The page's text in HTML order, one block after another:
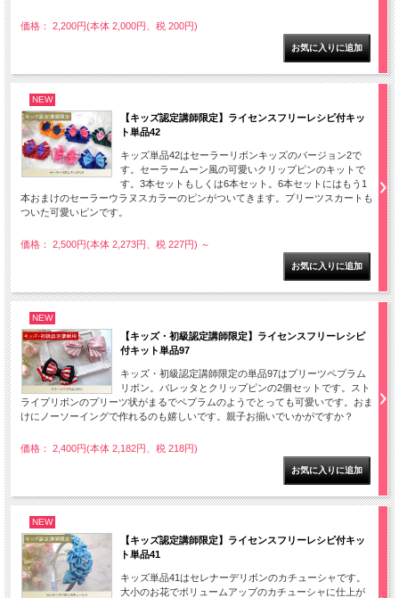
価格： 2,200円(本体 2,000円、税 200円)
NEW
【キッズ認定講師限定】ライセンスフリーレシピ付キッ
ト単品42
キッズ単品42はセーラーリボンキッズのバージョン2で
す。セーラームーン風の可愛いクリップピンのキットで
す。3本セットもしくは6本セット。6本セットにはもう1
本おまけのセーラーウラヌスカラーのピンがついてきます。プリーツスカートも
ついた可愛いピンです。
価格： 2,500円(本体 2,273円、税 227円) ～
NEW
【キッズ・初級認定講師限定】ライセンスフリーレシピ
付キット単品97
キッズ・初級認定講師限定の単品97はプリーツペプラム
リボン。バレッタとクリップピンの2個セットです。スト
ライプリボンのプリーツ状がまるでペプラムのようでとっても可愛いです。おま
けにノーソーイングで作れるのも嬉しいです。親子お揃いでいかがですか？
価格： 2,400円(本体 2,182円、税 218円)
NEW
【キッズ認定講師限定】ライセンスフリーレシピ付キッ
ト単品41
キッズ単品41はセレナーデリボンのカチューシャです。
大小のお花でボリュームアップのカチューシャに仕上が